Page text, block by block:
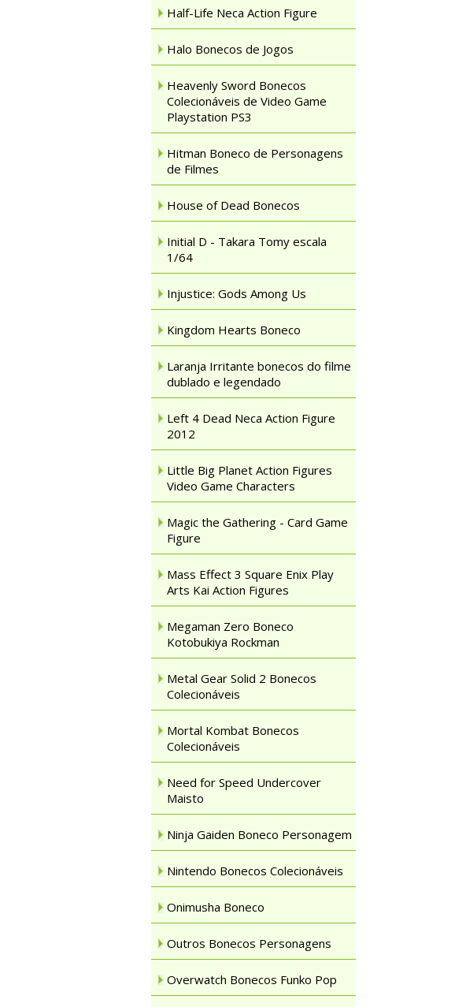
Half-Life Neca Action Figure
Halo Bonecos de Jogos
Heavenly Sword Bonecos
Colecionáveis de Video Game
Playstation PS3
Hitman Boneco de Personagens
de Filmes
House of Dead Bonecos
Initial D - Takara Tomy escala
1/64
Injustice: Gods Among Us
Kingdom Hearts Boneco
Laranja Irritante bonecos do filme
dublado e legendado
Left 4 Dead Neca Action Figure
2012
Little Big Planet Action Figures
Video Game Characters
Magic the Gathering - Card Game
Figure
Mass Effect 3 Square Enix Play
Arts Kai Action Figures
Megaman Zero Boneco
Kotobukiya Rockman
Metal Gear Solid 2 Bonecos
Colecionáveis
Mortal Kombat Bonecos
Colecionáveis
Need for Speed Undercover
Maisto
Ninja Gaiden Boneco Personagem
Nintendo Bonecos Colecionáveis
Onimusha Boneco
Outros Bonecos Personagens
Overwatch Bonecos Funko Pop